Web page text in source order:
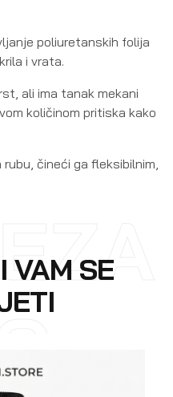
poliuretanskih folija
i vrata.
ali ima tanak mekani
količinom pritiska kako
čineći ga fleksibilnim,
VAM SE